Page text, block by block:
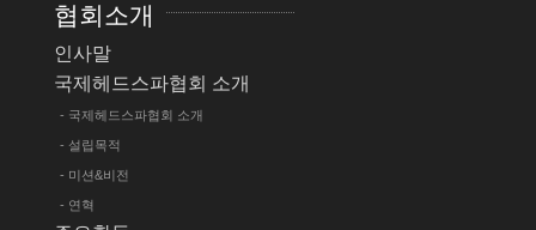
협회소개
인사말
국제헤드스파협회 소개
- 국제헤드스파협회 소개
- 설립목적
- 미션&비전
- 연혁